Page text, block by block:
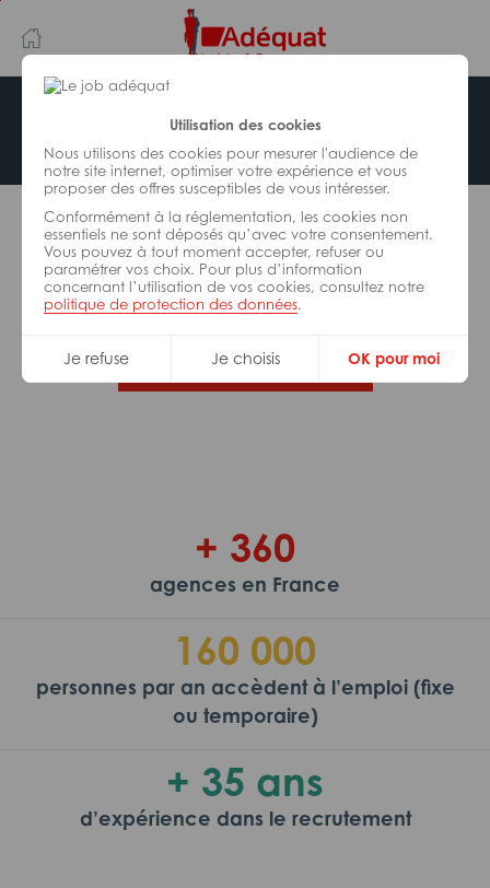
Utilisation des cookies
Nous utilisons des cookies pour mesurer l'audience de
notre site internet, optimiser votre expérience et vous
proposer des offres susceptibles de vous intéresser.
Conformément à la réglementation, les cookies non
essentiels ne sont déposés qu’avec votre consentement.
Vous pouvez à tout moment accepter, refuser ou
paramétrer vos choix. Pour plus d’information
concernant l’utilisation de vos cookies, consultez notre
politique de protection des données.
Je refuse Je choisis OK pour moi
au
contenu
principal
navigation
Offre indisponible
L’offre d’emploi que vous tentez de consulter n’est
plus disponible.
De nombreuses autres missions peuvent vous
correspondre, consultez toutes nos offres.
Trouvez votre job Adéquat !
+ 360
agences en France
160 000
personnes par an accèdent à l’emploi (fixe
ou temporaire)
+ 35 ans
d’expérience dans le recrutement